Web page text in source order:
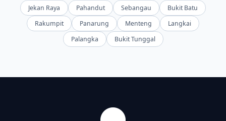
Jekan Raya Pahandut Sebangau
Bukit Batu
Rakumpit
Panarung Menteng
Langkai
Palangka
Bukit Tunggal